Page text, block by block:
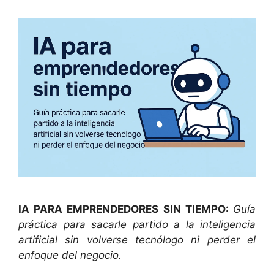
IA PARA EMPRENDEDORES SIN TIEMPO: Guía
práctica para sacarle partido a la inteligencia
artificial sin volverse tecnólogo ni perder el
enfoque del negocio.